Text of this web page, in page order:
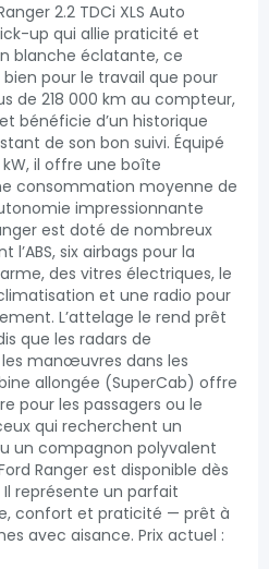
2.2 TDCi XLS Auto
up qui allie praticité et
blanche éclatante, ce
pour le travail que pour
de 218 000 km au compteur,
bénéficie d’un historique
de son bon suivi. Équipé
kW, il offre une boîte
consommation moyenne de
impressionnante
est doté de nombreux
six airbags pour la
des vitres électriques, le
et une radio pour
L’attelage le rend prêt
que les radars de
manœuvres dans les
allongée (SuperCab) offre
pour les passagers ou le
qui recherchent un
un compagnon polyvalent
Ranger est disponible dès
représente un parfait
confort et praticité — prêt à
avec aisance. Prix actuel :